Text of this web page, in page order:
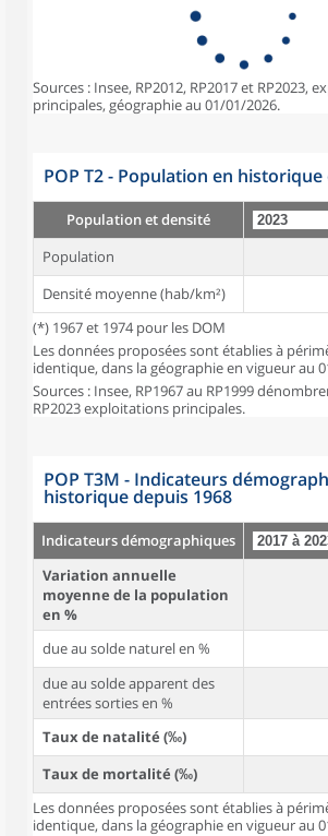
Sources : Insee, RP2012, RP2017 et RP2023,
principales, géographie au 01/01/2026.
POP T2 - Population en historique
Population et densité
Population
Densité moyenne (hab/km²)
(*) 1967 et 1974 pour les DOM
Les données proposées sont établies à
identique, dans la géographie en vigueur au
Sources : Insee, RP1967 au RP1999
RP2023 exploitations principales.
POP T3M - Indicateurs
historique depuis 1968
Indicateurs démographiques
Variation annuelle
moyenne de la population
en %
due au solde naturel en %
due au solde apparent des
entrées sorties en %
Taux de natalité (‰)
Taux de mortalité (‰)
Les données proposées sont établies à
identique, dans la géographie en vigueur au